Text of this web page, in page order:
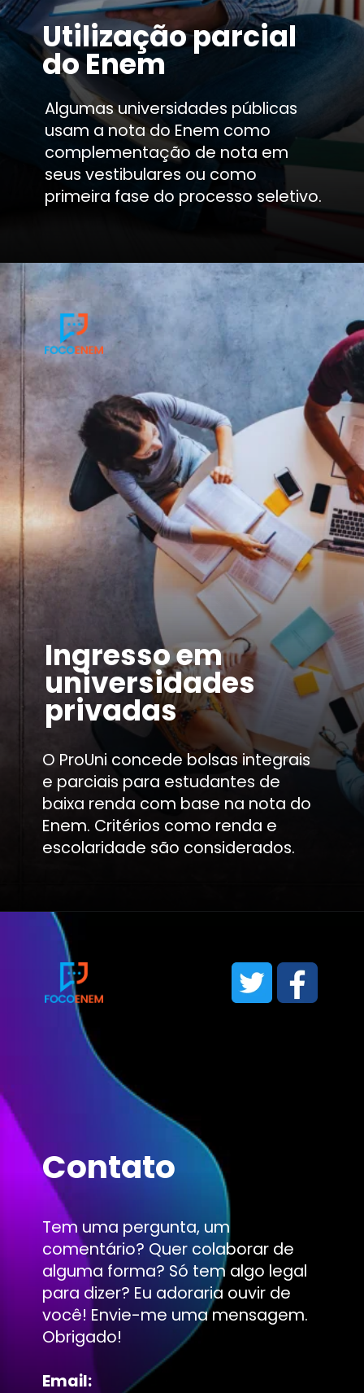
Algumas universidades públicas
usam a nota do Enem como
complementação de nota em
seus vestibulares ou como
primeira fase do processo seletivo.
Utilização parcial
do Enem
O ProUni concede bolsas integrais
e parciais para estudantes de
baixa renda com base na nota do
Enem. Critérios como renda e
escolaridade são considerados.
Ingresso em
universidades
privadas
Contato
Tem uma pergunta, um
comentário? Quer colaborar de
alguma forma? Só tem algo legal
para dizer? Eu adoraria ouvir de
você! Envie-me uma mensagem.
Obrigado!
Email: